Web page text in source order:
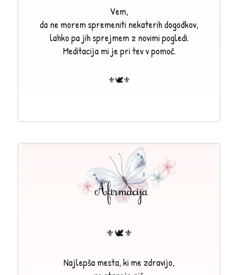
Vem,
da ne morem spremeniti nekaterih dogodkov,
lahko pa jih sprejmem z novimi pogledi.
Meditacija mi je pri tev v pomoč.
⚜🕊⚜
⚜🕊⚜
Najlepša mesta, ki me zdravijo,